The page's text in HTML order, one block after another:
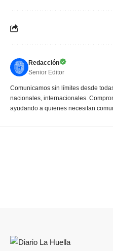
Redacción
Senior Editor
Comunicamos sin límites desde
nacionales, internacionales.
ayudando a quienes necesitan